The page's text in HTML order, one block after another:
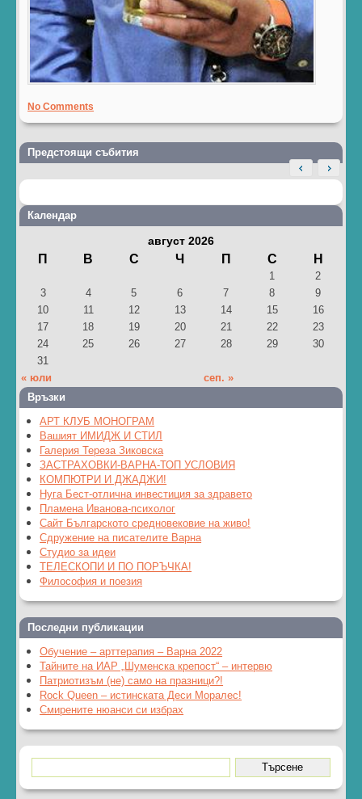
No Comments
Предстоящи събития
Календар
август 2026
П В С Ч П С Н
« юли сеп. »
1
2
3
4 5 6 7 8
9
10
11 12 13 14 15
16
17
18 19 20 21 22
23
24
25 26 27 28 29
30
31
Връзки
АРТ КЛУБ МОНОГРАМ
Вашият ИМИДЖ И СТИЛ
Галерия Тереза Зиковска
ЗАСТРАХОВКИ-ВАРНА-ТОП УСЛОВИЯ
КОМПЮТРИ И ДЖАДЖИ!
Нуга Бест-отлична инвестиция за здравето
Пламена Иванова-психолог
Сайт Българското средновековие на живо!
Сдружение на писателите Варна
Студио за идеи
ТЕЛЕСКОПИ И ПО ПОРЪЧКА!
Философия и поезия
Последни публикации
Обучение – арттерапия – Варна 2022
Тайните на ИАР „Шуменска крепост“ – интервю
Патриотизъм (не) само на празници?!
Rock Queen – истинската Деси Моралес!
Смирените нюанси си избрах